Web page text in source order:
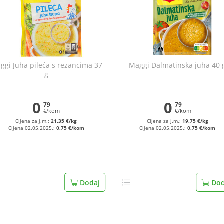
Juha pileća s rezancima 37
g
0 79
€/kom
Cijena za j.m.:21,35 €/kg
Cijena 02.05.2025.: 0,75 €/kom
Dodaj
Maggi Dalmatinska juha 40
0 79
€/kom
Cijena za j.m.: 19,75 €/kg
Cijena 02.05.2025.:0,75 €/kom